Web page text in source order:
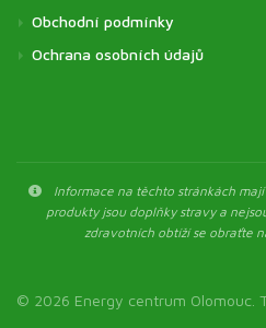
Obchodní podmínky
Ochrana osobních údajů
Informace na těchto stránkách
produkty jsou doplňky stravy a
zdravotních obtíží se obraťte
© 2026 Energy centrum Olomouc.